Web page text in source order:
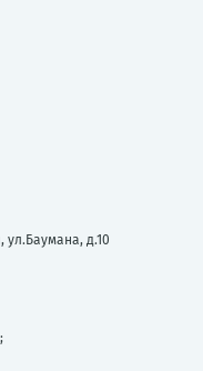
ул.Баумана, д.10